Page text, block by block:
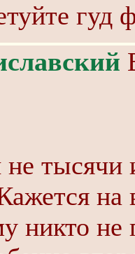
гуд
не
на
никто не